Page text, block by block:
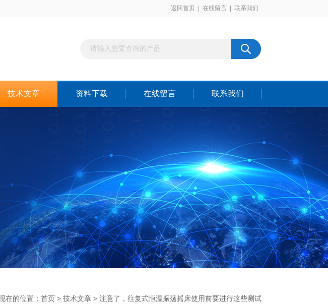
返回首页 在线留言 联系我们
技术文章 资料下载 在线留言 联系我们
在的位置： 首页 > 技术文章 > 注意了，往复式恒温振荡摇床使用前要进行这些测试